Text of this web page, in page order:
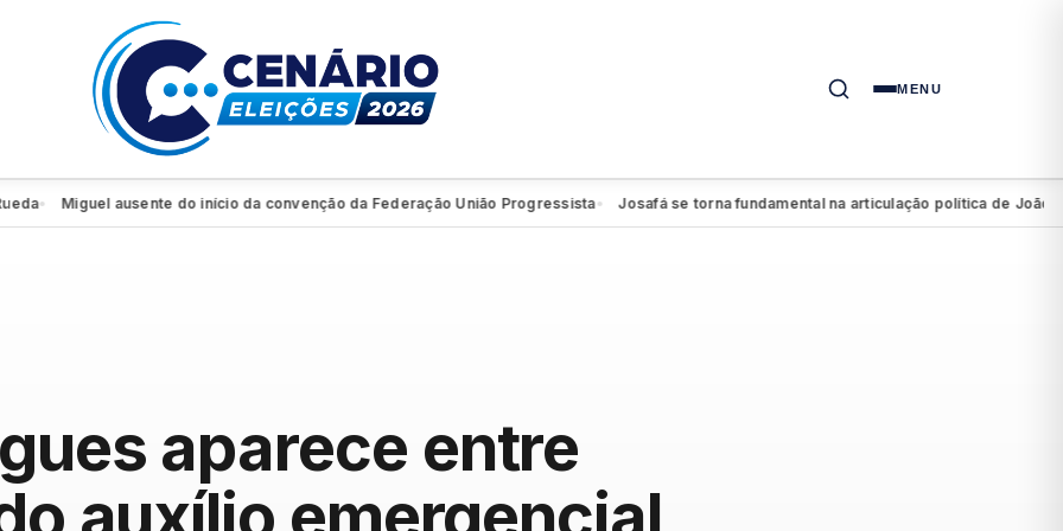
MENU
Miguel ausente do início da convenção da Federação União Progressista● Josafá se torna fundamental na articulação política de João
aparece entre